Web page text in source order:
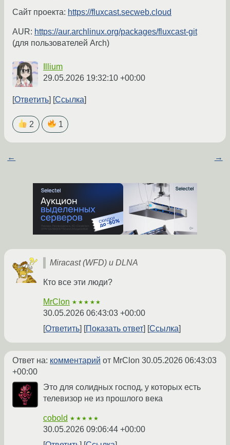
Сайт проекта: https://fluxcast.secweb.cloud
AUR: https://aur.archlinux.org/packages/fluxcast-git
(для пользователей Arch)
Illium
29.05.2026 19:32:10 +00:00
Ответить Ссылка
2 1
← →
Miracast (WFD) и DLNA
Кто все эти люди?
MrClon ★★★★★
30.05.2026 06:43:03 +00:00
Ответить
Показать ответ Ссылка
Ответ на: комментарий от MrClon 30.05.2026 06:43:03
+00:00
Это для солидных господ, у которых есть
телевизор не из прошлого века
cobold ★★★★★
30.05.2026 09:06:44 +00:00